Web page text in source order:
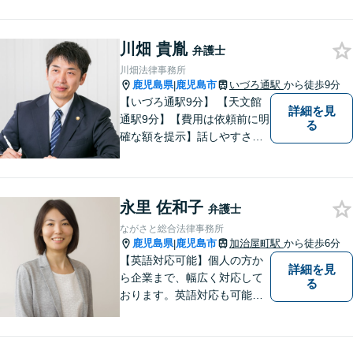
す。困ったらすぐにご相談く
ださい。
川畑 貴胤 弁護士
川畑法律事務所
鹿児島県|鹿児島市 いづろ通駅 から徒歩9分
【いづろ通駅9分】 【天文館
通駅9分】【費用は依頼前に明
確な額を提示】話しやすさを
で、お悩みの解決に向けて丁
寧にアドバイスしていきま
す。
詳細を見
る
永里 佐和子 弁護士
ながさと総合法律事務所
鹿児島県|鹿児島市 加治屋町駅 から徒歩6分
【英語対応可能】個人の方か
ら企業まで、幅広く対応して
おります。英語対応も可能で
詳細を見
る